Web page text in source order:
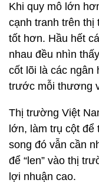
Khi quy mô lớn
cạnh tranh trên thị
tốt hơn. Hầu hết
nhau đều nhìn
cốt lõi là các ngân
trước mỗi thương
Thị trường Việt
lớn, làm trụ cột
song đó vẫn cần
để “len” vào thị
lợi nhuận cao.